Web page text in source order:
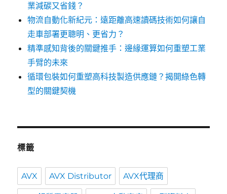
業減碳又省錢？
物流自動化新紀元：遠距離高速讀碼技術如何讓自
走車部署更聰明、更省力？
精準感知背後的關鍵推手：邊緣運算如何重塑工業
手臂的未來
循環包裝如何重塑高科技製造供應鏈？揭開綠色轉
型的關鍵契機
標籤
AVX AVX Distributor AVX代理商